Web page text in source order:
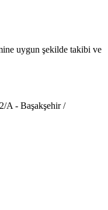
uygun şekilde takibi ve
A - Başakşehir /